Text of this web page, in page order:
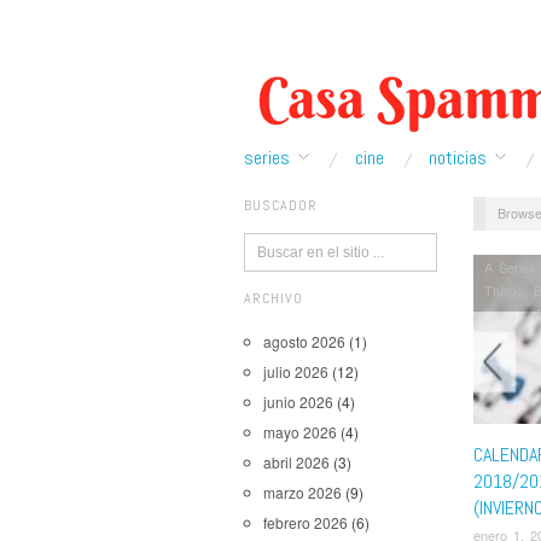
series cine noticias
BUSCADOR
ARCHIVO
agosto 2026 (1)
julio 2026 (12)
junio 2026 (4)
mayo 2026 (4)
abril 2026 (3)
marzo 2026 (9)
febrero 2026 (6)
2018/
enero 1,
A
Things
Dagger,
Gomorra,
Legends
Mexico,
100,The
The
You're